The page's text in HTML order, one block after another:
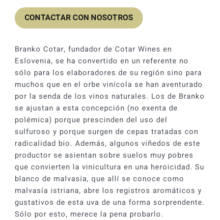
original
era:
24,81 €.
actual
es:
22,32 €.
CONTACTAR CON NOSOTROS
Branko Cotar, fundador de Cotar Wines en
Eslovenia, se ha convertido en un referente no
sólo para los elaboradores de su región sino para
muchos que en el orbe vinícola se han aventurado
por la senda de los vinos naturales. Los de Branko
se ajustan a esta concepción (no exenta de
polémica) porque prescinden del uso del
sulfuroso y porque surgen de cepas tratadas con
radicalidad bio. Además, algunos viñedos de este
productor se asientan sobre suelos muy pobres
que convierten la vinicultura en una heroicidad. Su
blanco de malvasía, que allí se conoce como
malvasía istriana, abre los registros aromáticos y
gustativos de esta uva de una forma sorprendente.
Sólo por esto, merece la pena probarlo.